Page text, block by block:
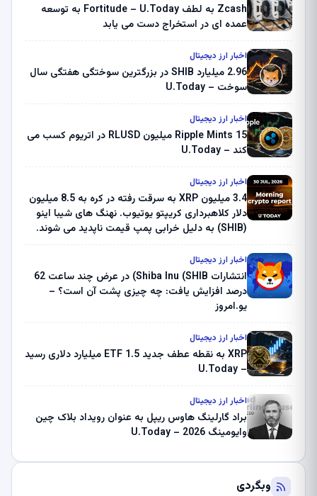
Zcash به لطف Fortitude – U.Today به توسعه
عمده ای در استخراج دست می یابد
اخبار ارز دیجیتال
2.96 میلیارد SHIB در بزرگترین سوختگی هفتگی سال
سوخت – U.Today
اخبار ارز دیجیتال
Ripple Mints 15 میلیون RLUSD در اتریوم کسب می
کند – U.Today
اخبار ارز دیجیتال
3.4 میلیون XRP به سرقت رفته در کره به 8.5 میلیون
دلار کلاهبرداری کریپتو یوتیوب. نهنگ های شیبا اینو
(SHIB) به دلیل خرابی پمپ قیمت ناپدید می شوند.
ثبت کرد – گزارش کریپتو صبح – U.Today
اخبار ارز دیجیتال
انتشارات Shiba Inu (SHIB) در عرض چند ساعت 62
درصد افزایش یافت: چه چیزی پشت آن است؟ –
یو.امروز
اخبار ارز دیجیتال
XRP به نقطه عطف جدید ETF 1.5 میلیارد دلاری رسید
– U.Today
اخبار ارز دیجیتال
براد گارلینگ هاوس ریپل به عنوان رویداد بلاک چین
وایومینگ 2026 – U.Today
وبگردی